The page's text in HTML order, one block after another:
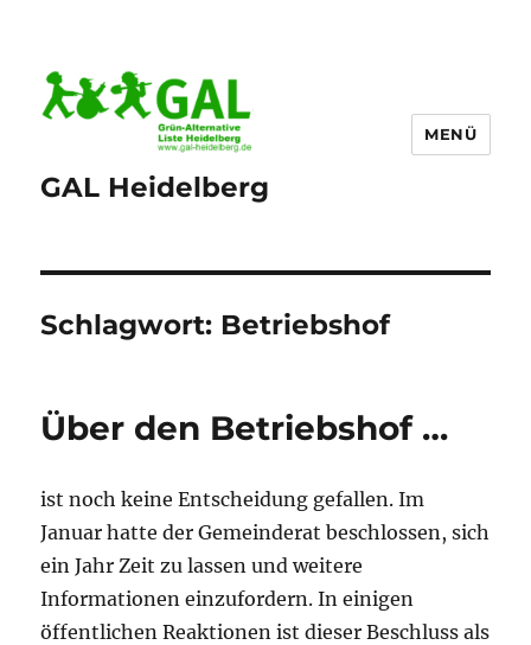
GAL Heidelberg
MENÜ
Schlagwort: Betriebshof
Über den Betriebshof …
ist noch keine Entscheidung gefallen. Im
Januar hatte der Gemeinderat beschlossen, sich
ein Jahr Zeit zu lassen und weitere
Informationen einzufordern. In einigen
öffentlichen Reaktionen ist dieser Beschluss als